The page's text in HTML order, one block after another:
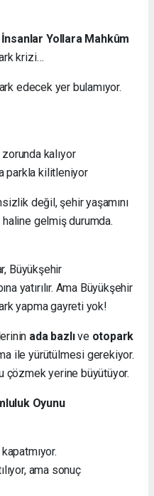
Yollara Mahkûm
krizi…
edecek yer bulamıyor.
kalıyor
parkla kilitleniyor
değil, şehir yaşamını
gelmiş durumda.
Büyükşehir
yatırılır. Ama Büyükşehir
yapma gayreti yok!
ada bazlıve otopark
ile yürütülmesi gerekiyor.
çözmek yerine büyütüyor.
Oyunu
ama sonuç